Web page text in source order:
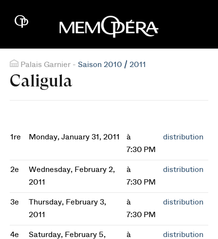
Palais Garnier - Saison 2010 / 2011
Caligula
1re Monday, January 31, 2011
à
7:30 PM
distribution
2e
Wednesday, February 2,
2011
à
7:30 PM
distribution
3e
Thursday, February 3,
2011
à
7:30 PM
distribution
4e
Saturday, February 5,
à
distribution